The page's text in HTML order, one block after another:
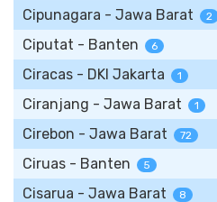
Cipunagara - Jawa Barat 2
Ciputat - Banten 6
Ciracas - DKI Jakarta 1
Ciranjang - Jawa Barat 1
Cirebon - Jawa Barat 72
Ciruas - Banten 5
Cisarua - Jawa Barat 8